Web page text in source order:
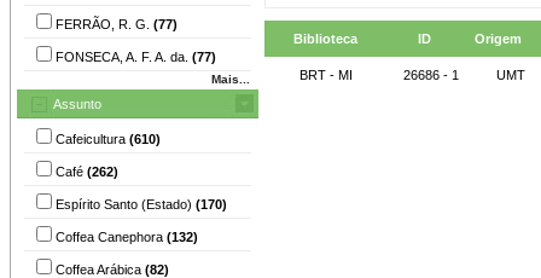
FERRÃO, R. G. (77)
FONSECA, A. F. A. da. (77)
Mais...
Assunto
Cafeicultura (610)
Café (262)
Espírito Santo (Estado) (170)
Coffea Canephora (132)
Coffea Arábica (82)
Biblioteca ID Origem
BRT - MI 26686 - 1 UMT